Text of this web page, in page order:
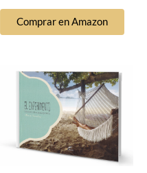
Comprar en Amazon